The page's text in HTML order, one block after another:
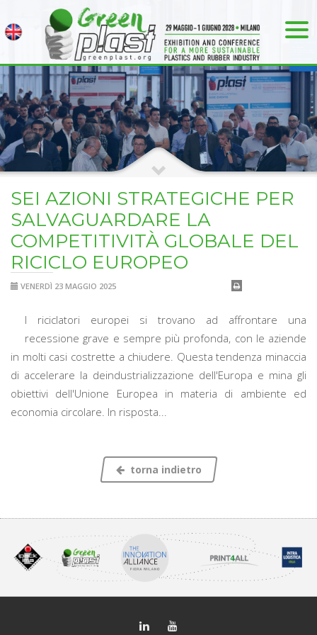
SEI AZIONI STRATEGICHE PER
SALVAGUARDARE LA
COMPETITIVITÀ GLOBALE DEL
RICICLO EUROPEO
VENERDÌ 23 MAGGIO 2025
I riciclatori europei si trovano ad affrontare una
recessione grave e sempre più profonda, con le aziende
in molti casi costrette a chiudere. Questa tendenza minaccia
di accelerare la deindustrializzazione dell'Europa e mina gli
obiettivi dell'Unione Europea in materia di ambiente ed
economia circolare. In risposta...
torna indietro